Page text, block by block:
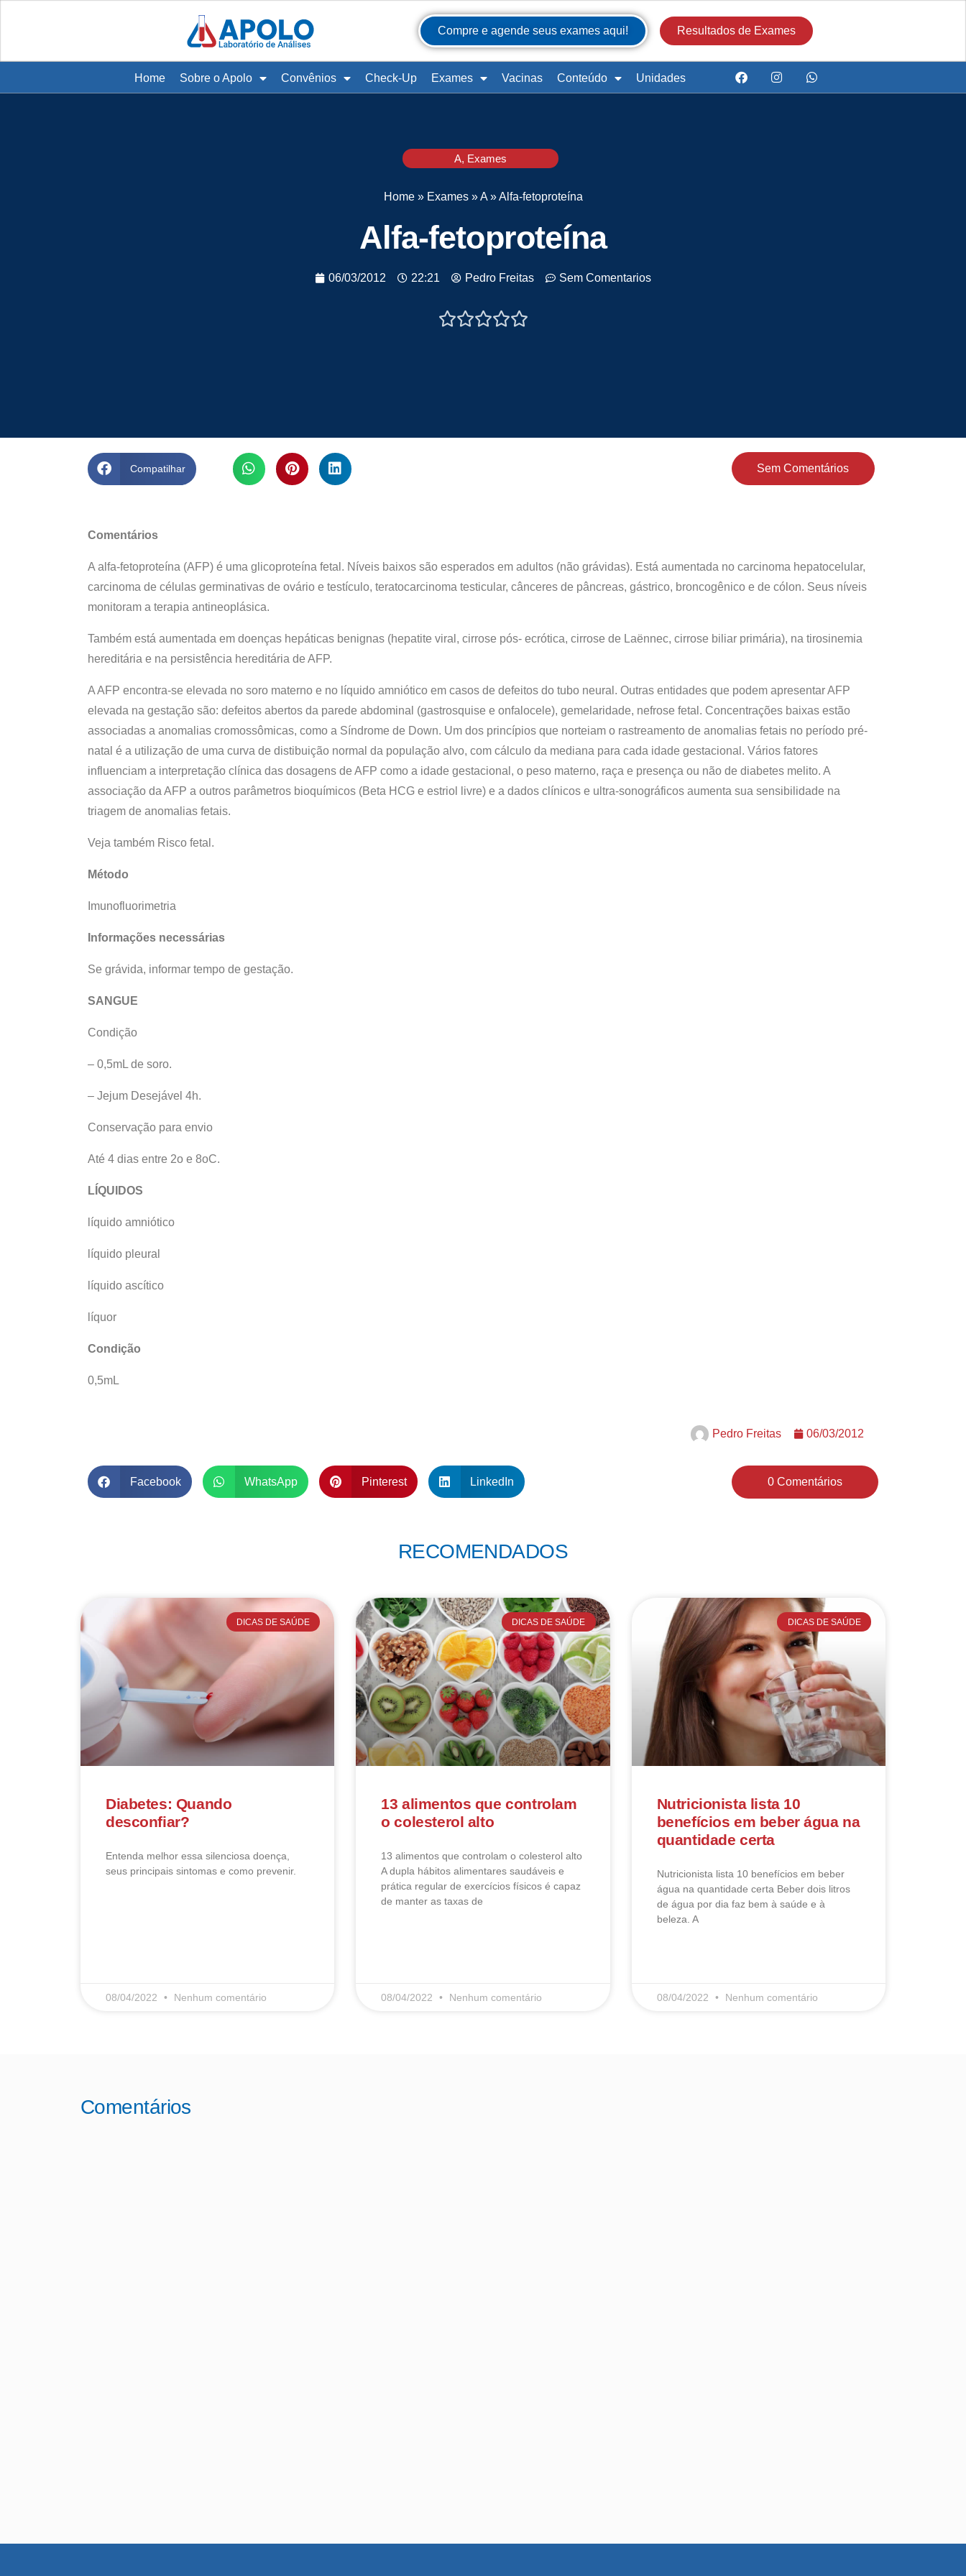
Compre e agende seus exames aqui! Resultados de Exames
Home Sobre o Apolo Convênios Check-Up Exames Vacinas Conteúdo Unidades
A, Exames
Home» Exames»A»Alfa-fetoproteína
Alfa-fetoproteína
06/03/2012 22:21 Pedro Freitas Sem Comentarios

Compatilhar Sem Comentários
Comentários
A alfa-fetoproteína (AFP) é uma glicoproteína fetal. Níveis baixos são esperados em adultos (não grávidas). Está aumentada no carcinoma hepatocelular,
carcinoma de células germinativas de ovário e testículo, teratocarcinoma testicular, cânceres de pâncreas, gástrico, broncogênico e de cólon. Seus níveis
monitoram a terapia antineoplásica.
Também está aumentada em doenças hepáticas benignas (hepatite viral, cirrose pós- ecrótica, cirrose de Laënnec, cirrose biliar primária), na tirosinemia
hereditária e na persistência hereditária de AFP.
A AFP encontra-se elevada no soro materno e no líquido amniótico em casos de defeitos do tubo neural. Outras entidades que podem apresentar AFP
elevada na gestação são: defeitos abertos da parede abdominal (gastrosquise e onfalocele), gemelaridade, nefrose fetal. Concentrações baixas estão
associadas a anomalias cromossômicas, como a Síndrome de Down. Um dos princípios que norteiam o rastreamento de anomalias fetais no período pré-
natal é a utilização de uma curva de distibuição normal da população alvo, com cálculo da mediana para cada idade gestacional. Vários fatores
influenciam a interpretação clínica das dosagens de AFP como a idade gestacional, o peso materno, raça e presença ou não de diabetes melito. A
associação da AFP a outros parâmetros bioquímicos (Beta HCG e estriol livre) e a dados clínicos e ultra-sonográficos aumenta sua sensibilidade na
triagem de anomalias fetais.
Veja também Risco fetal.
Método
Imunofluorimetria
Informações necessárias
Se grávida, informar tempo de gestação.
SANGUE
Condição
– 0,5mL de soro.
– Jejum Desejável 4h.
Conservação para envio
Até 4 dias entre 2o e 8oC.
LÍQUIDOS
líquido amniótico
líquido pleural
líquido ascítico
líquor
Condição
0,5mL
Pedro Freitas 06/03/2012
Facebook WhatsApp Pinterest LinkedIn 0 Comentários
RECOMENDADOS
DICAS DE SAÚDE
Diabetes: Quando
desconfiar?
Entenda melhor essa silenciosa doença,
seus principais sintomas e como prevenir.
08/04/2022 Nenhum comentário
DICAS DE SAÚDE
13 alimentos que controlam
o colesterol alto
13 alimentos que controlam o colesterol alto​
A dupla hábitos alimentares saudáveis e
prática regular de exercícios físicos é capaz
de manter as taxas de
08/04/2022 Nenhum comentário
DICAS DE SAÚDE
Nutricionista lista 10
benefícios em beber água na
quantidade certa
Nutricionista lista 10 benefícios em beber
água na quantidade certa Beber dois litros
de água por dia faz bem à saúde e à
beleza. A
08/04/2022 Nenhum comentário
Comentários